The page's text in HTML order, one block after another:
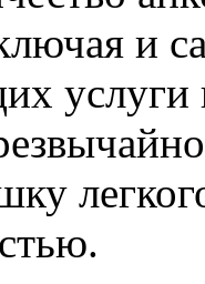
и
услуги